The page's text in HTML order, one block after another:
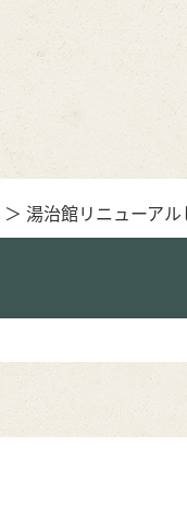
＞ 湯治館リニューア